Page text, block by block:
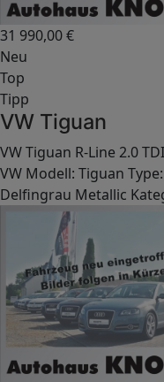
31 990,00€
Neu
Top
Tipp
VW Tiguan
VW Tiguan R-Line 2.0
VW Modell: Tiguan
Delfingrau Metallic